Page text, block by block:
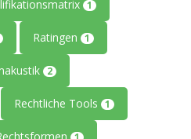
1
Ratingen 1
2
Rechtliche Tools 1